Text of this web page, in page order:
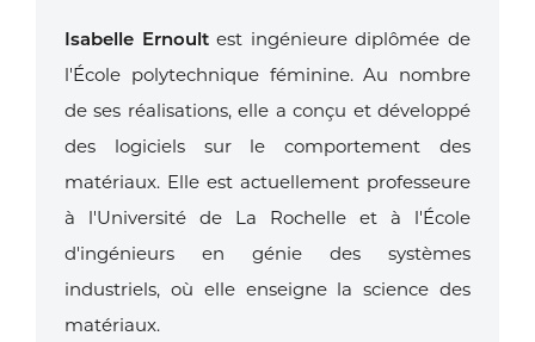
Isabelle Ernoultest ingénieure diplômée de
l'École polytechnique féminine. Au nombre
de ses réalisations, elle a conçu et développé
des logiciels sur le comportement des
matériaux. Elle est actuellement professeure
à l'Université de La Rochelle et à l'École
d'ingénieurs en génie des systèmes
industriels, où elle enseigne la science des
matériaux.